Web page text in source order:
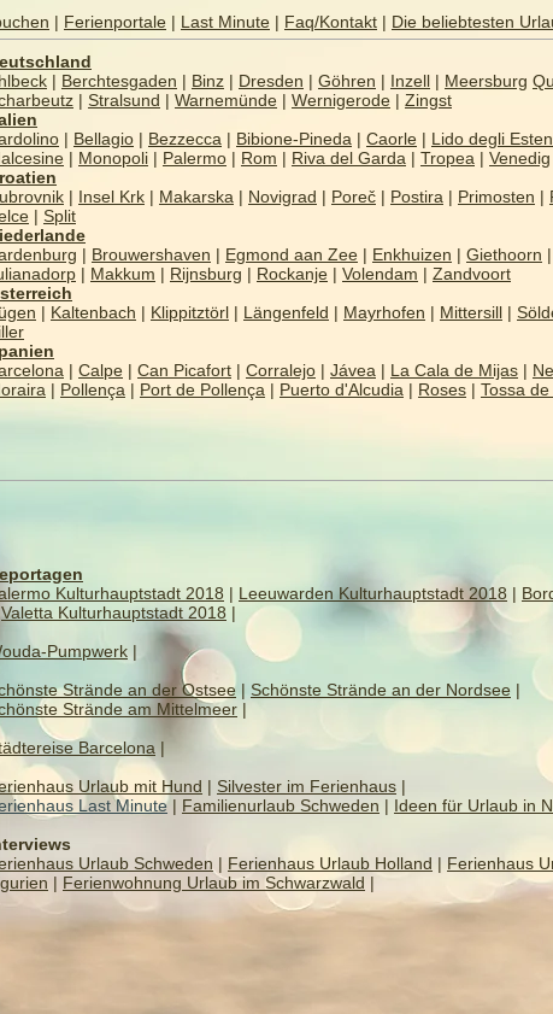
| Ferienportale | Last Minute | Faq/Kontakt | Die beliebtesten
| Berchtesgaden | Binz | Dresden | Göhren | Inzell | Meersburg
| Stralsund | Warnemünde | Wernigerode | Zingst
| Bellagio | Bezzecca | Bibione-Pineda | Caorle | Lido degli
| Monopoli | Palermo | Rom | Riva del Garda | Tropea | Venedig
| Insel Krk | Makarska | Novigrad | Poreč | Postira | Primosten |
| Split
| Brouwershaven | Egmond aan Zee | Enkhuizen | Giethoorn |
| Makkum | Rijnsburg | Rockanje | Volendam | Zandvoort
| Kaltenbach | Klippitztörl | Längenfeld | Mayrhofen | Mittersill |
| Calpe | Can Picafort | Corralejo | Jávea | La Cala de Mijas |
| Pollença | Port de Pollença | Puerto d'Alcudia | Roses | Tossa
Kulturhauptstadt 2018 | Leeuwarden Kulturhauptstadt 2018 |
Valetta Kulturhauptstadt 2018 |
Pumpwerk |
Strände an der Ostsee | Schönste Strände an der Nordsee |
Strände am Mittelmeer |
Barcelona |
Urlaub mit Hund | Silvester im Ferienhaus |
Last Minute| Familienurlaub Schweden | Ideen für Urlaub in
Urlaub Schweden | Ferienhaus Urlaub Holland | Ferienhaus
| Ferienwohnung Urlaub im Schwarzwald |